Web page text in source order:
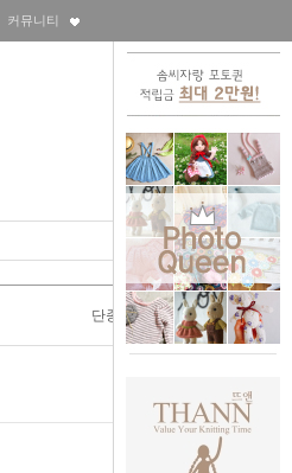
커뮤니티
단종SALE50%